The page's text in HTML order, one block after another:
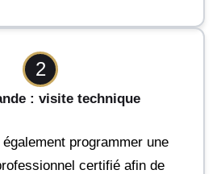
2
: visite technique
programmer une
certifié afin de